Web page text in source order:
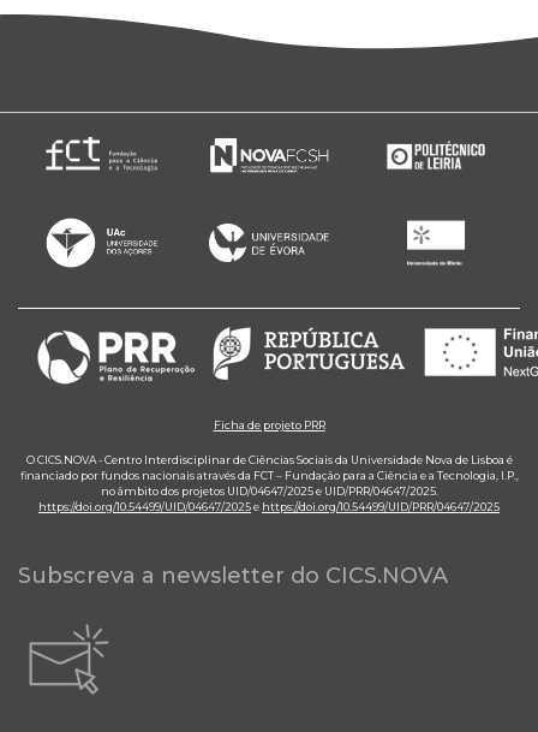
Ficha de projeto PRR
O CICS.NOVA - Centro Interdisciplinar de Ciências Sociais da Universidade Nova de Lisboa é
financiado por fundos nacionais através da FCT – Fundação para a Ciência e a Tecnologia, I.P.,
no âmbito dos projetos UID/04647/2025 e UID/PRR/04647/2025.
https://doi.org/10.54499/UID/04647/2025e https://doi.org/10.54499/UID/PRR/04647/2025
Subscreva a newsletter do CICS.NOVA